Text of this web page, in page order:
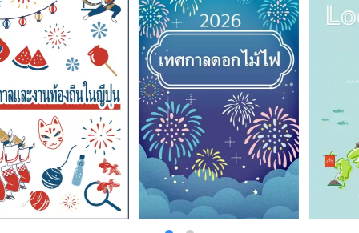
สามารถเพลิดเพลินกับอาหารและสาเกเหล่านี้ได้
แม้กระทั่งทุกวันนี้ เราจะช่วยให้คุณตระหนักถึง
ประสบการณ์อันมีค่าเช่นนี้ เชิญมาสัมผัส
ประสบการณ์ทัวร์ที่เรานำเสนอ คุณจะได้สัมผัส
ประสบการณ์การเดินทางไปญี่ปุ่นที่ไม่มีใครใน
ประเทศของคุณเคยสัมผัสมาก่อน เว็บไซต์อย่าง
เป็นทางการ: https://exploring-nara.jp
(ภาษาญี่ปุ่น) https://exploring-nara.jp/en/
(ภาษาอังกฤษ)